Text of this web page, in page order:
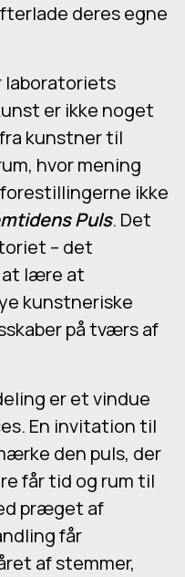
deres egne
laboratoriets
er ikke noget
kunstner til
hvor mening
ikke
Puls. Det
– det
at lære at
kunstneriske
på tværs af
er et vindue
En invitation til
den puls, der
får tid og rum til
præget af
får
af stemmer,